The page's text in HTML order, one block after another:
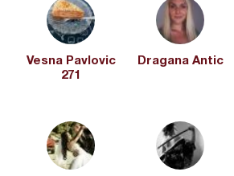
Vesna Pavlovic
271
Dragana Antic